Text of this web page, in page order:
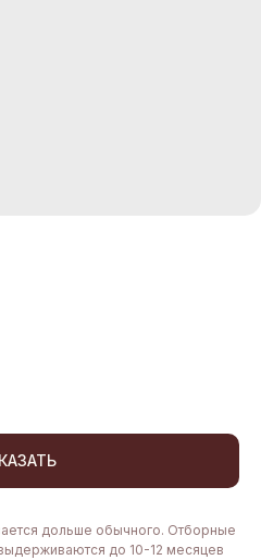
дольше обычного. Отборные
до 10-12 месяцев